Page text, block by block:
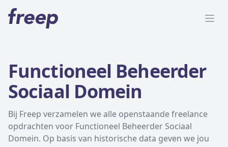
Freelance
Detachering
Interim opdrachten statistiek
Functioneel Beheerder
Sociaal Domein
Bij Freep verzamelen we alle openstaande freelance
opdrachten voor Functioneel Beheerder Sociaal
Domein. Op basis van historische data geven we jou